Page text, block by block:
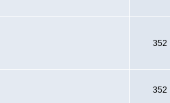
352
352